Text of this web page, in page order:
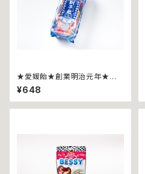
★愛媛飴★創業明治元年★別
子飴 ∼アソートパック１６０ｇ∼
¥648